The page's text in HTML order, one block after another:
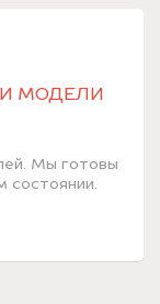
МОДЕЛИ
Мы готовы